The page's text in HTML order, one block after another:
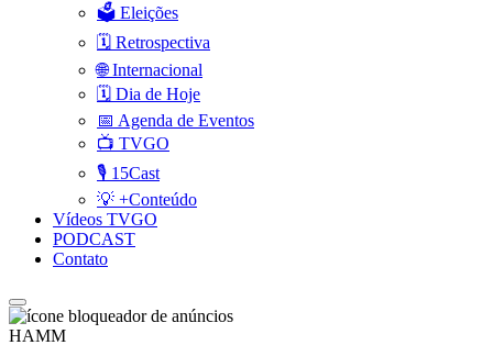
🗳️ Eleições
🗓️ Retrospectiva
🌐 Internacional
🗓️ Dia de Hoje
📅 Agenda de Eventos
📺 TVGO
🎙️ 15Cast
💡 +Conteúdo
Vídeos TVGO
PODCAST
Contato
HAMM